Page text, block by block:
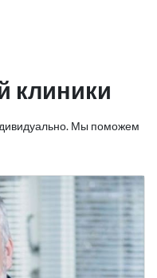
клиники
Мы поможем